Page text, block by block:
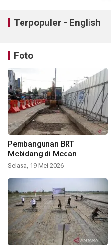
Terpopuler - English
Foto
Pembangunan BRT
Mebidang di Medan
Selasa, 19 Mei 2026